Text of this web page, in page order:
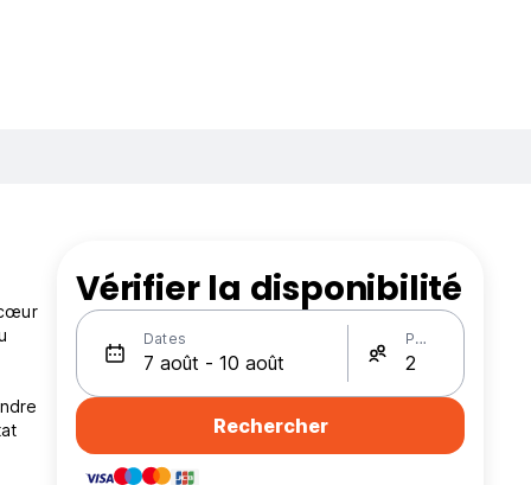
Vérifier la disponibilité
Dates Personnes
Rechercher